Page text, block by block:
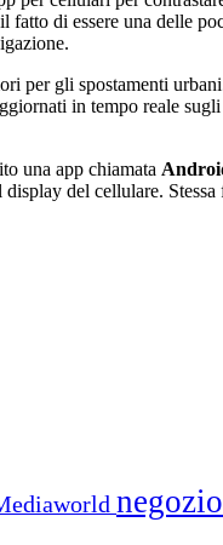
di essere una delle
per gli spostamenti
in tempo reale
una app chiamata
del cellulare.
negozio